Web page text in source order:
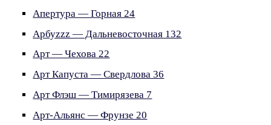
Апертура — Горная 24
Арбуzzz — Дальневосточная 132
Арт — Чехова 22
Арт Капуста — Свердлова 36
Арт Флэш — Тимирязева 7
Арт-Альянс — Фрунзе 20